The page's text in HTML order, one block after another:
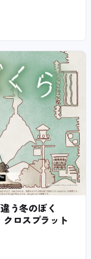
う冬のぼく
ロスプラット